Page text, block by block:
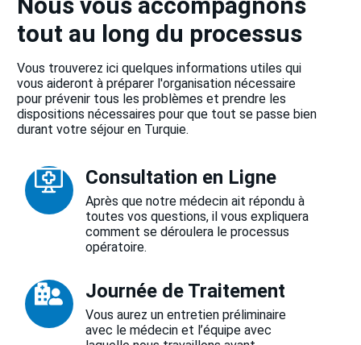
tout au long du processus
Vous trouverez ici quelques informations utiles qui
vous aideront à préparer l'organisation nécessaire
pour prévenir tous les problèmes et prendre les
dispositions nécessaires pour que tout se passe bien
durant votre séjour en Turquie.
Consultation en Ligne
Après que notre médecin ait répondu à
toutes vos questions, il vous expliquera
comment se déroulera le processus
opératoire.
Journée de Traitement
Vous aurez un entretien préliminaire
avec le médecin et l’équipe avec